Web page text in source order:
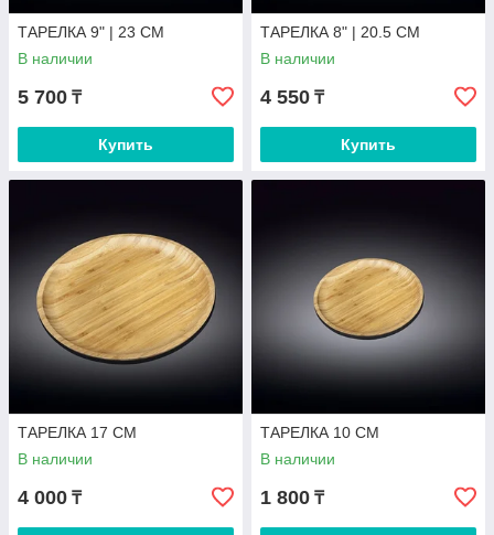
ТАРЕЛКА 9" | 23 CM
В наличии
5 700 ₸
Купить
ТАРЕЛКА 8" | 20.5 CM
В наличии
4 550 ₸
Купить
ТАРЕЛКА 17 CM
В наличии
4 000 ₸
ТАРЕЛКА 10 CM
В наличии
1 800 ₸